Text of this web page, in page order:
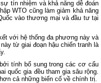
tín nhiệm và khả năng dễ đoán
WTO cũng làm giảm khả năng
vào thương mại và đầu tư tại
với hệ thống đa phương này và
từ giai đoạn hậu chiến tranh là
tính bổ sung trong các cơ cấu
quốc gia đều tham gia sâu rộng.
cả những biến cố về chính trị.